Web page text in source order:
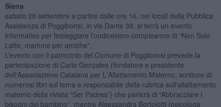
Siena
sabato 28 settembre a partire dalle ore 16, nei locali della Pubblica
Assistenza di Poggibonsi, in via Dante 39, si terrà un evento
informativo per festeggiare l’undicesimo compleanno di “Non Solo
Latte, mamme per amiche”.
L’evento con il patrocinio del Comune di Poggibonsi prevede la
partecipazione di Carlo Gonzales (fondatore e presidente
dell'Associazione Catalana per L'Allattamento Materno, scrittore di
numerosi libri sul tema e responsabile della rubrica sull'allattamento
materno della rivista “Ser Padres”) che parlerà di “Abbracciare i
bisogni del bambino”, mentre Alsessandra Bortolotti (psicologa